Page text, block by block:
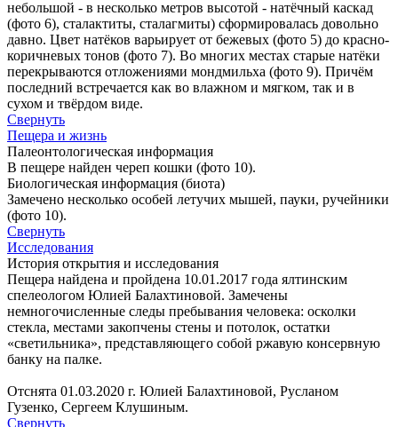
небольшой - в несколько метров высотой - натёчный каскад
(фото 6), сталактиты, сталагмиты) сформировалась довольно
давно. Цвет натёков варьирует от бежевых (фото 5) до красно-
коричневых тонов (фото 7). Во многих местах старые натёки
перекрываются отложениями мондмильха (фото 9). Причём
последний встречается как во влажном и мягком, так и в
сухом и твёрдом виде.
Свернуть
Пещера и жизнь
Палеонтологическая информация
В пещере найден череп кошки (фото 10).
Биологическая информация (биота)
Замечено несколько особей летучих мышей, пауки, ручейники
(фото 10).
Свернуть
Исследования
История открытия и исследования
Пещера найдена и пройдена 10.01.2017 года ялтинским
спелеологом Юлией Балахтиновой. Замечены
немногочисленные следы пребывания человека: осколки
стекла, местами закопчены стены и потолок, остатки
«светильника», представляющего собой ржавую консервную
банку на палке.
Отснята 01.03.2020 г. Юлией Балахтиновой, Русланом
Гузенко, Сергеем Клушиным.
Свернуть